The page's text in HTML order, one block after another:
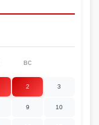
ВС
2 3
9 10